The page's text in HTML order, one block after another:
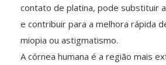
contato de platina, pode substituir
e contribuir para a melhora rápida
miopia ou astigmatismo.
A córnea humana é a região mais